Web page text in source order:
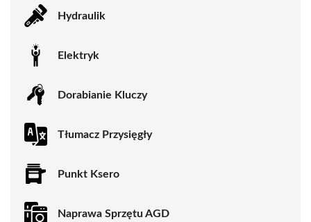
Hydraulik
Elektryk
Dorabianie Kluczy
Tłumacz Przysięgły
Punkt Ksero
Naprawa Sprzętu AGD